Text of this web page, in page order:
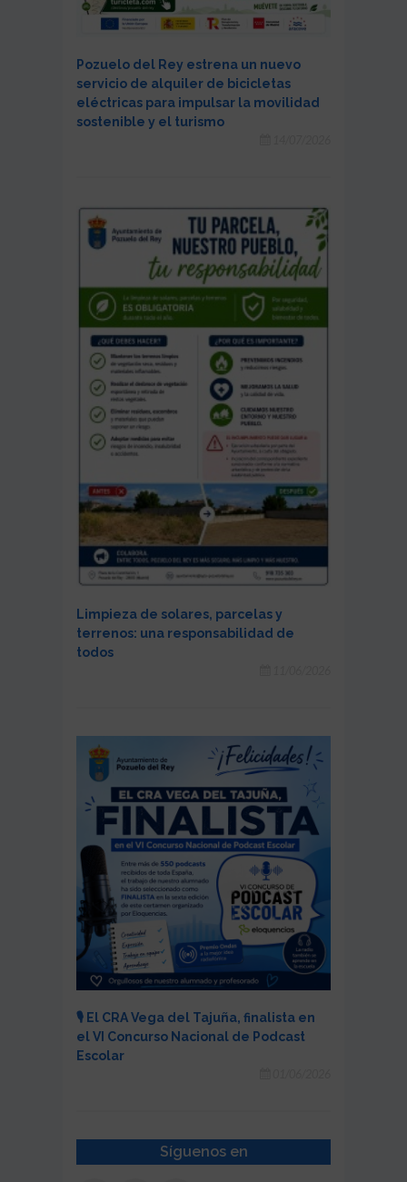
Pozuelo del Rey estrena un nuevo
servicio de alquiler de bicicletas
eléctricas para impulsar la movilidad
sostenible y el turismo
Limpieza de solares, parcelas y
terrenos: una responsabilidad de
todos
🎙️ El CRA Vega del Tajuña, finalista en
el VI Concurso Nacional de Podcast
Escolar
Síguenos en